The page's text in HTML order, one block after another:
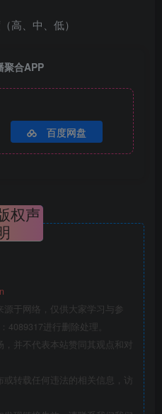
高、中、低）
聚合APP
百度网盘
权声
于网络，仅供大家学习与参
4089317进行删除处理。
并不代表本站赞同其观点和对
转载任何违法的相关信息，访